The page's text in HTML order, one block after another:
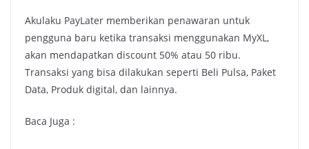
Akulaku PayLater memberikan penawaran untuk
pengguna baru ketika transaksi menggunakan MyXL,
akan mendapatkan discount 50% atau 50 ribu.
Transaksi yang bisa dilakukan seperti Beli Pulsa, Paket
Data, Produk digital, dan lainnya.
Baca Juga :